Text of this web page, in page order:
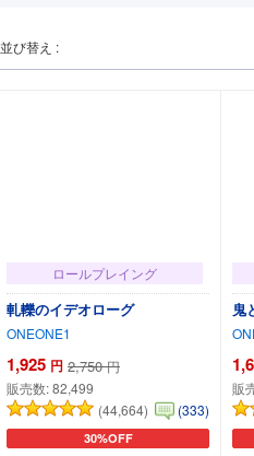
並び替え :
ロールプレイング
軋轢のイデオローグ
ONEONE1
1,925 円 2,750 円
販売数:82,499
(44,664)
(333)
30%OFF
カートに追加
鬼
販